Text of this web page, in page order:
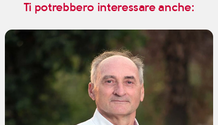
Ti potrebbero interessare anche: